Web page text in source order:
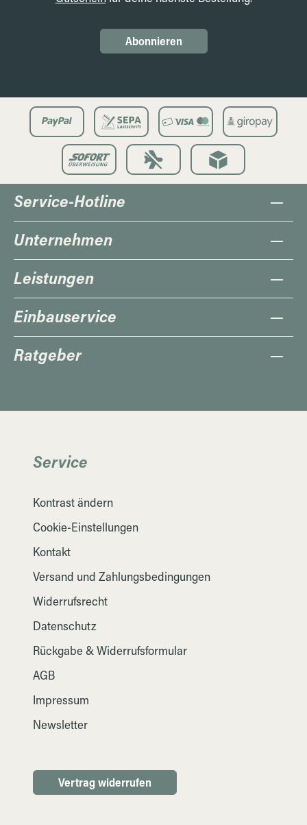
Abonnieren
Service-Hotline
Unternehmen
Leistungen
Einbauservice
Ratgeber
Service
Kontrast ändern
Cookie-Einstellungen
Kontakt
Versand und Zahlungsbedingungen
Widerrufsrecht
Datenschutz
Rückgabe & Widerrufsformular
AGB
Impressum
Newsletter
Vertrag widerrufen